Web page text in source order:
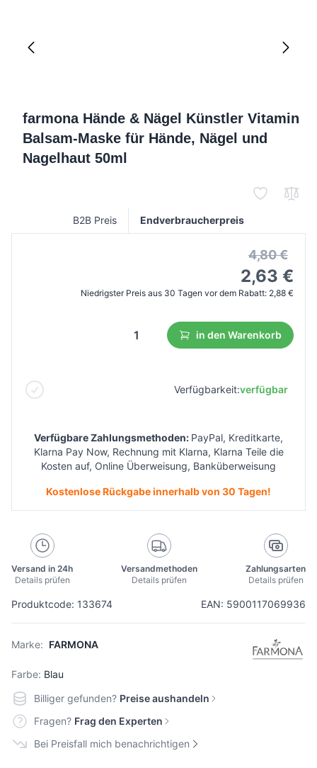
farmona Hände & Nägel Künstler Vitamin
Balsam-Maske für Hände, Nägel und
Nagelhaut 50ml
Produktcode: 133674 EAN: 5900117069936
Marke: FARMONA
Farbe: Blau
B2B Preis Endverbraucherpreis
4,80 €
2,63 €
Niedrigster Preis aus 30 Tagen vor dem Rabatt: 2,88 €
in den Warenkorb
Verfügbarkeit:verfügbar
Verfügbare Zahlungsmethoden: PayPal, Kreditkarte,
Klarna Pay Now, Rechnung mit Klarna, Klarna Teile die
Kosten auf, Online Überweisung, Banküberweisung
Kostenlose Rückgabe innerhalb von 30 Tagen!
Versand in 24h
Details prüfen
Versandmethoden
Details prüfen
Zahlungsarten
Details prüfen
Billiger gefunden? Preise aushandeln
Fragen? Frag den Experten
Bei Preisfall mich benachrichtigen